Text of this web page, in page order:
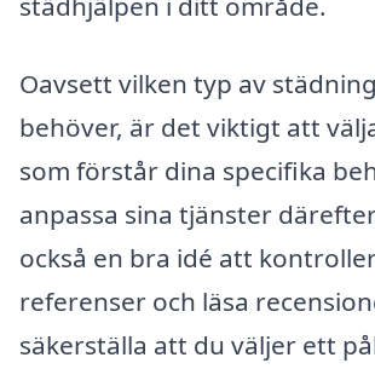
Oavsett vilken typ av
behöver, är det viktigt att
som förstår dina specifika
anpassa sina tjänster
också en bra idé att
referenser och läsa
säkerställa att du väljer ett